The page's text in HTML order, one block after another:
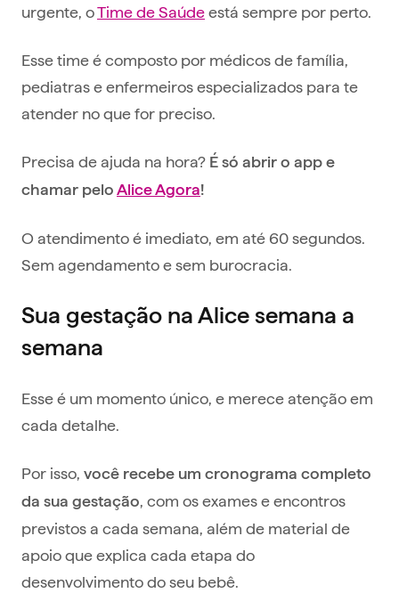
urgente, oTime de Saúdeestá sempre por perto.
Esse time é composto por médicos de família,
pediatras e enfermeiros especializados para te
atender no que for preciso.
Precisa de ajuda na hora? É só abrir o app e
chamar pelo Alice Agora!
O atendimento é imediato, em até 60 segundos.
Sem agendamento e sem burocracia.
Sua gestação na Alice semana a
semana
Esse é um momento único, e merece atenção em
cada detalhe.
Por isso, você recebe um cronograma completo
da sua gestação, com os exames e encontros
previstos a cada semana, além de material de
apoio que explica cada etapa do
desenvolvimento do seu bebê.